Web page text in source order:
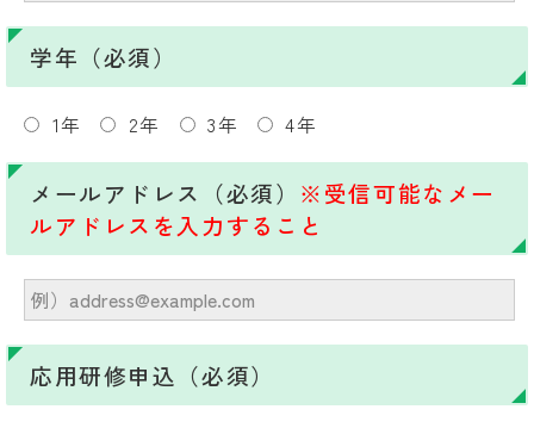
学年（必須）
1年 2年 3年 4年
メールアドレス（必須） ※受信可能なメー
ルアドレスを入力すること
応用研修申込（必須）